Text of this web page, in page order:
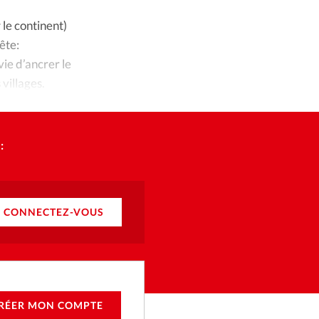
d'adresse
continent)
d’ancrer le
CONNECTEZ-VOUS
MON COMPTE